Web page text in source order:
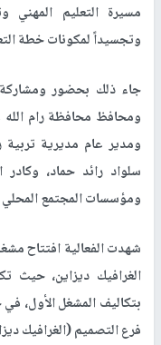
مسيرة التعليم المهني
وتجسيداً لمكونات خطة
جاء ذلك بحضور ومشاركة
ومحافظ محافظة رام الله
ومدير عام مديرية
سلواد رائد حماد،
ومؤسسات المجتمع
شهدت الفعالية افتتاح
الغرافيك ديزاين، حيث
بتكاليف المشغل الأول،
فرع التصميم (الغرافيك